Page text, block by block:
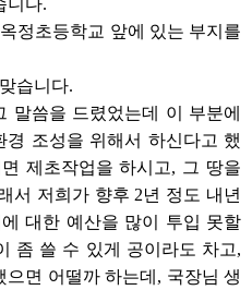
니다.
정초등학교 앞에 있는 부지를
습니다.
말씀을 드렸었는데 이 부분에
조성을 위해서 하신다고 했
제초작업을 하시고, 그 땅을
서 저희가 향후 2년 정도 내년
대한 예산을 많이 투입 못할
좀 쓸 수 있게 공이라도 차고,
면 어떨까 하는데, 국장님 생